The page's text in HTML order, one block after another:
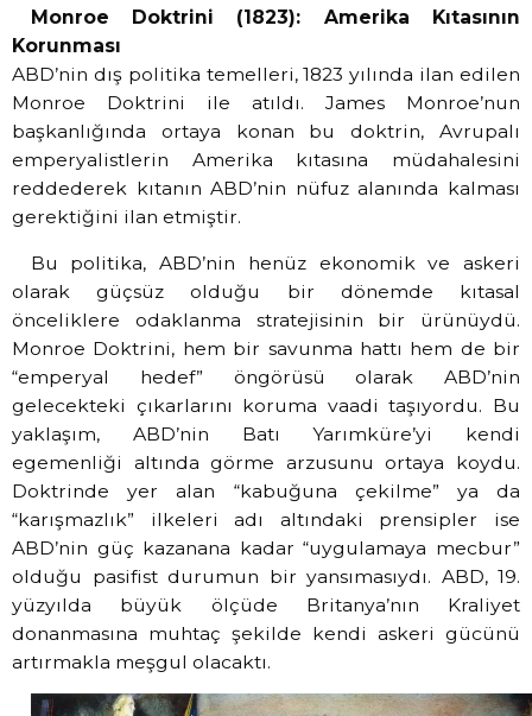
Monroe Doktrini (1823): Amerika Kıtasının
Korunması
ABD’nin dış politika temelleri, 1823 yılında ilan edilen
Monroe Doktrini ile atıldı. James Monroe’nun
başkanlığında ortaya konan bu doktrin, Avrupalı
emperyalistlerin Amerika kıtasına müdahalesini
reddederek kıtanın ABD’nin nüfuz alanında kalması
gerektiğini ilan etmiştir.
Bu politika, ABD’nin henüz ekonomik ve askeri
olarak güçsüz olduğu bir dönemde kıtasal
önceliklere odaklanma stratejisinin bir ürünüydü.
Monroe Doktrini, hem bir savunma hattı hem de bir
“emperyal hedef” öngörüsü olarak ABD’nin
gelecekteki çıkarlarını koruma vaadi taşıyordu. Bu
yaklaşım, ABD’nin Batı Yarımküre’yi kendi
egemenliği altında görme arzusunu ortaya koydu.
Doktrinde yer alan “kabuğuna çekilme” ya da
“karışmazlık” ilkeleri adı altındaki prensipler ise
ABD’nin güç kazanana kadar “uygulamaya mecbur”
olduğu pasifist durumun bir yansımasıydı. ABD, 19.
yüzyılda büyük ölçüde Britanya’nın Kraliyet
donanmasına muhtaç şekilde kendi askeri gücünü
artırmakla meşgul olacaktı.